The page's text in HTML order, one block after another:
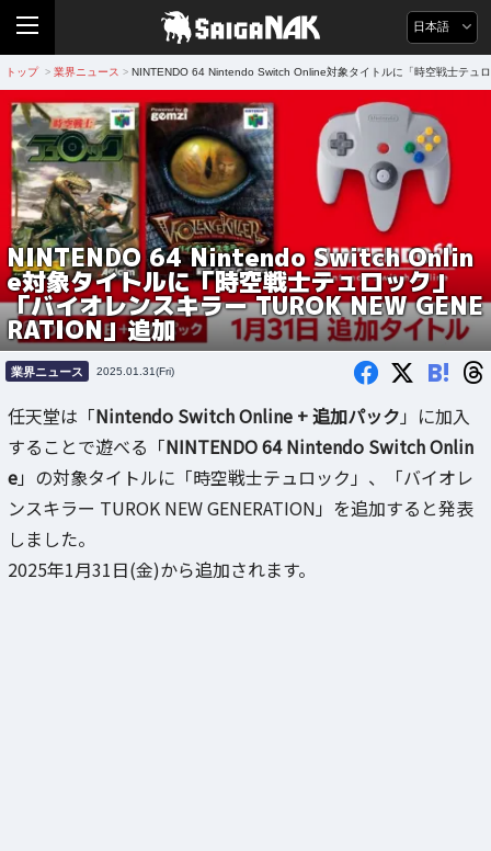
日本語
トップ > 業界ニュース > NINTENDO 64 Nintendo Switch Online対象タイトルに「時空戦士テュ
NINTENDO 64 Nintendo Switch Onlin
e対象タイトルに「時空戦士テュロック」
「バイオレンスキラー TUROK NEW GENE
RATION」追加
業界ニュース 2025.01.31(Fri) B!
任天堂は「Nintendo Switch Online + 追加パック 」に加入
することで遊べる「NINTENDO 64 Nintendo Switch Onlin
e」の対象タイトルに「時空戦士テュロック」、「バイオレ
ンスキラー TUROK NEW GENERATION」を追加すると発表
しました。
2025年1月31日(金)から追加されます。